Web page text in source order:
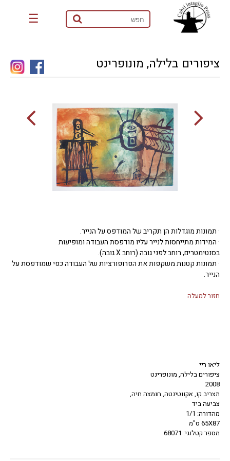
☰
ציפורים בלילה, מונופרינט
· תמונות מוגדלות הן תקריב של המודפס על הנייר.
· המידות מתייחסות לנייר עליו מודפסת העבודה ומופיעות
בסנטימטרים, רוחב לפני גובה (רוחב X גובה).
· תמונות קטנות משקפות את הפרופורציות של העבודה כפי שמודפסת על
הנייר.
חזור למעלה
ליאו ריי
ציפורים בלילה, מונופרינט
2008
תצריב קו, אקווטינטה, חומצה חיה,
צביעה ביד
מהדורה: 1/1
65X87 ס"מ
מספר קטלוגי: 68071